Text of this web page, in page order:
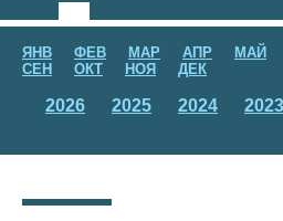
ЯНВ ФЕВ МАР АПР МАЙ
СЕН
ОКТ НОЯ ДЕК
2026 2025 2024 2023